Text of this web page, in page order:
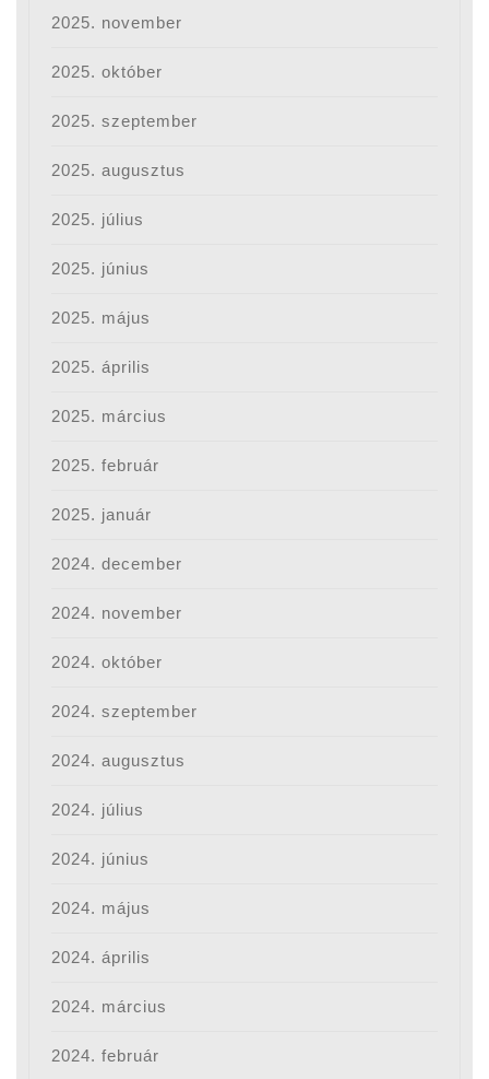
2025. november
2025. október
2025. szeptember
2025. augusztus
2025. július
2025. június
2025. május
2025. április
2025. március
2025. február
2025. január
2024. december
2024. november
2024. október
2024. szeptember
2024. augusztus
2024. július
2024. június
2024. május
2024. április
2024. március
2024. február